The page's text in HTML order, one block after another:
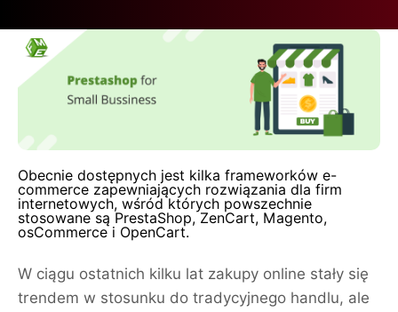
Obecnie dostępnych jest kilka frameworków e-
commerce zapewniających rozwiązania dla firm
internetowych, wśród których powszechnie
stosowane są PrestaShop, ZenCart, Magento,
osCommerce i OpenCart.
W ciągu ostatnich kilku lat zakupy online stały się
trendem w stosunku do tradycyjnego handlu, ale